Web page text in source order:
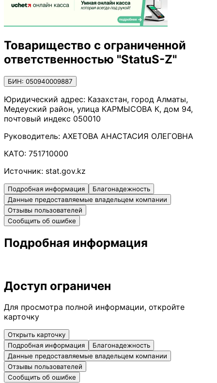
Товарищество с ограниченной
ответственностью "StatuS-Z"
БИН: 050940009887
Юридический адрес: Казахстан, город Алматы,
Медеуский район, улица КАРМЫСОВА К, дом 94,
почтовый индекс 050010
Руководитель: АХЕТОВА АНАСТАСИЯ ОЛЕГОВНА
КАТО: 751710000
Источник: stat.gov.kz
Подробная информация
Благонадежность
Данные предоставляемые владельцем компании
Отзывы пользователей
Сообщить об ошибке
Подробная информация
Доступ ограничен
Для просмотра полной информации, откройте
карточку
Открыть карточку
Подробная информация
Благонадежность
Данные предоставляемые владельцем компании
Отзывы пользователей
Сообщить об ошибке